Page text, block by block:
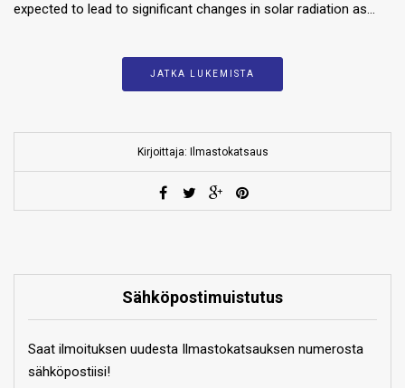
expected to lead to significant changes in solar radiation as…
JATKA LUKEMISTA
Kirjoittaja: Ilmastokatsaus
Sähköpostimuistutus
Saat ilmoituksen uudesta Ilmastokatsauksen numerosta
sähköpostiisi!